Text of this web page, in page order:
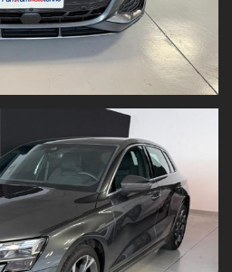
(di fronte al centro commerciale
sono riportati con la massima
hannovalore indicativoe
in sede.